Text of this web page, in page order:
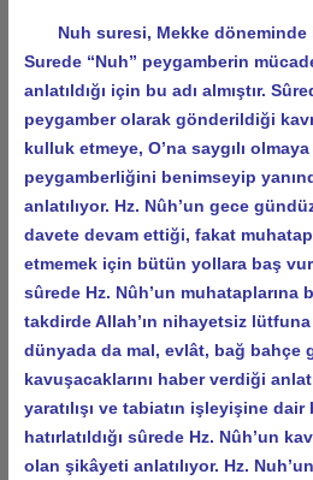
Nuh suresi, Mekke
Surede “Nuh” peygamberin
anlatıldığı için bu adı almıştır.
peygamber olarak gönderildiği
kulluk etmeye, O’na saygılı
peygamberliğini benimseyip
anlatılıyor. Hz. Nûh’un gece
davete devam ettiği, fakat
etmemek için bütün yollara baş
sûrede Hz. Nûh’un muhataplarına
takdirde Allah’ın nihayetsiz lütfuna
dünyada da mal, evlât, bağ bahçe
kavuşacaklarını haber verdiği
yaratılışı ve tabiatın işleyişine dair
hatırlatıldığı sûrede Hz. Nûh’un
olan şikâyeti anlatılıyor. Hz.